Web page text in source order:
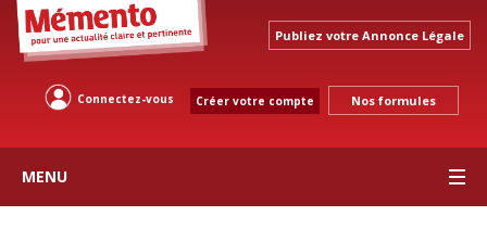
Publiez votre Annonce Légale
Connectez-vous Créer votre compte Nos formules
MENU